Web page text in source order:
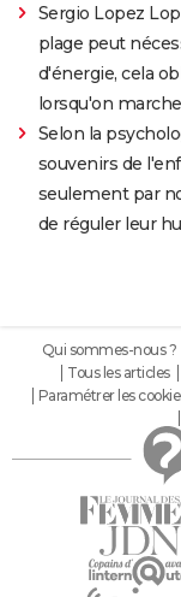
Sergio Lopez
plage peut
d'énergie, cela
lorsqu'on
Selon la
souvenirs de
seulement par
de réguler leur
Qui sommes-nous ?
Tous les articles
Paramétrer les